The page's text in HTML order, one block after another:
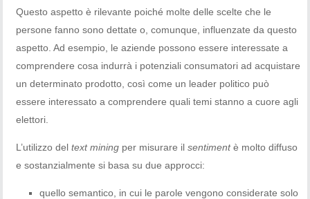
Questo aspetto è rilevante poiché molte delle scelte che le
persone fanno sono dettate o, comunque, influenzate da questo
aspetto. Ad esempio, le aziende possono essere interessate a
comprendere cosa indurrà i potenziali consumatori ad acquistare
un determinato prodotto, così come un leader politico può
essere interessato a comprendere quali temi stanno a cuore agli
elettori.
L’utilizzo deltext mining per misurare ilsentimentè molto diffuso
e sostanzialmente si basa su due approcci:
quello semantico, in cui le parole vengono considerate solo